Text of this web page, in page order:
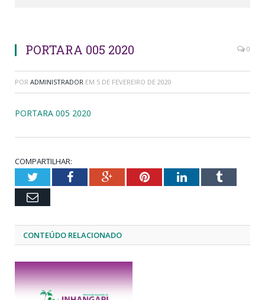
PORTARA 005 2020 0
POR ADMINISTRADOR EM 5 DE FEVEREIRO DE 2020
PORTARA 005 2020
COMPARTILHAR:
TwitterFacebookGoogle+PinterestLinkedInTumblr
Email
CONTEÚDO RELACIONADO